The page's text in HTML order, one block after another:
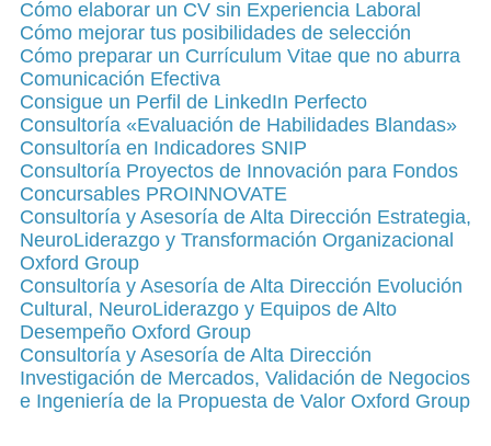
Cómo elaborar un CV sin Experiencia Laboral
Cómo mejorar tus posibilidades de selección
Cómo preparar un Currículum Vitae que no aburra
Comunicación Efectiva
Consigue un Perfil de LinkedIn Perfecto
Consultoría «Evaluación de Habilidades Blandas»
Consultoría en Indicadores SNIP
Consultoría Proyectos de Innovación para Fondos
Concursables PROINNOVATE
Consultoría y Asesoría de Alta Dirección Estrategia,
NeuroLiderazgo y Transformación Organizacional
Oxford Group
Consultoría y Asesoría de Alta Dirección Evolución
Cultural, NeuroLiderazgo y Equipos de Alto
Desempeño Oxford Group
Consultoría y Asesoría de Alta Dirección
Investigación de Mercados, Validación de Negocios
e Ingeniería de la Propuesta de Valor Oxford Group